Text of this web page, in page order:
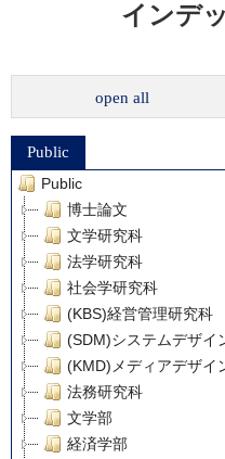
インデ
open all
Public
Public
博士論文
文学研究科
法学研究科
社会学研究科
(KBS)経営管理研究科
(SDM)システムデザイ
(KMD)メディアデザイ
法務研究科
文学部
経済学部